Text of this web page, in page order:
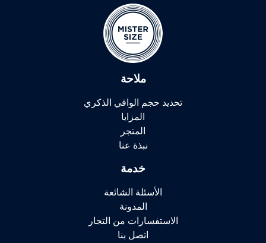
ملاحة
تحديد حجم الواقي الذكري
المزايا
المتجر
نبذة عنا
خدمة
الأسئلة الشائعة
المدونة
الاستفسارات من التجار
اتصل بنا